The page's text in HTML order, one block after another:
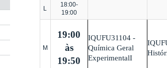
L
18:00-
19:00
M
19:00
às
19:50
IQUFU31104 -
Química Geral
ExperimentalI